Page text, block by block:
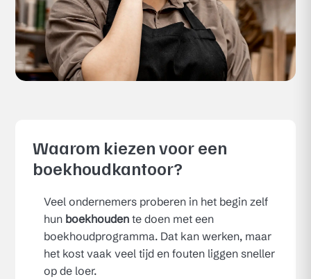
Waarom kiezen voor een
boekhoudkantoor?
Veel ondernemers proberen in het begin zelf
hun boekhoudente doen met een
boekhoudprogramma. Dat kan werken, maar
het kost vaak veel tijd en fouten liggen sneller
op de loer.